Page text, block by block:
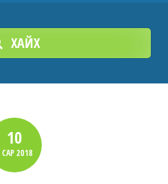
ХАЙХ
10
САР2018